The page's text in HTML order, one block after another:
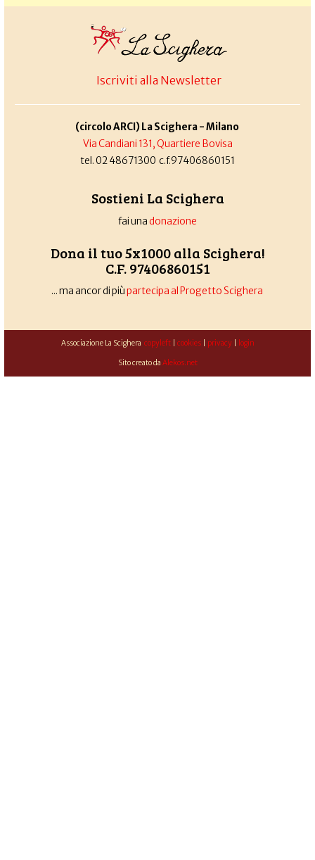
Iscriviti alla Newsletter
(circolo ARCI) La Scighera - Milano
Via Candiani 131, Quartiere Bovisa
tel. 02 48671300 c.f.97406860151
Sostieni La Scighera
fai unadonazione
Dona il tuo 5x1000 alla Scighera!
C.F. 97406860151
... ma ancor di piùpartecipa al Progetto Scighera
Associazione La Scighera copyleft| cookies| privacy| login
Sito creato da Alekos.net